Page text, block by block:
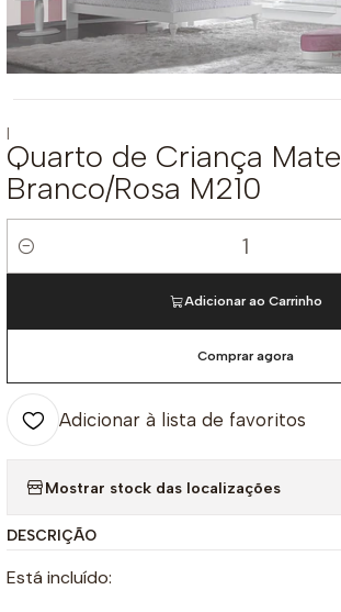
Quarto de Criança Mate
Branco/Rosa M210
Quantidade
Adicionar ao Carrinho
Comprar agora
Adicionar à lista de favoritos
Mostrar stock das localizações
DESCRIÇÃO
Está incluído: